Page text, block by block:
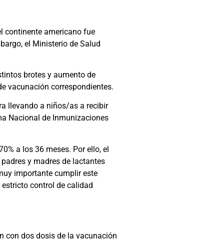
continente americano fue
el Ministerio de Salud
brotes y aumento de
vacunación correspondientes.
llevando a niños/as a recibir
Nacional de Inmunizaciones
a los 36 meses. Por ello, el
y madres de lactantes
importante cumplir este
control de calidad
con dos dosis de la vacunación